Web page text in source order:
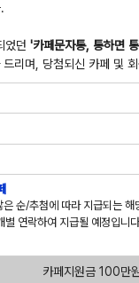
었던 '카페문자통, 통하면
리며, 당첨되신 카페 및
순/추첨에 따라 지급되는 해
연락하여 지급될 예정입니
카페지원금 100만